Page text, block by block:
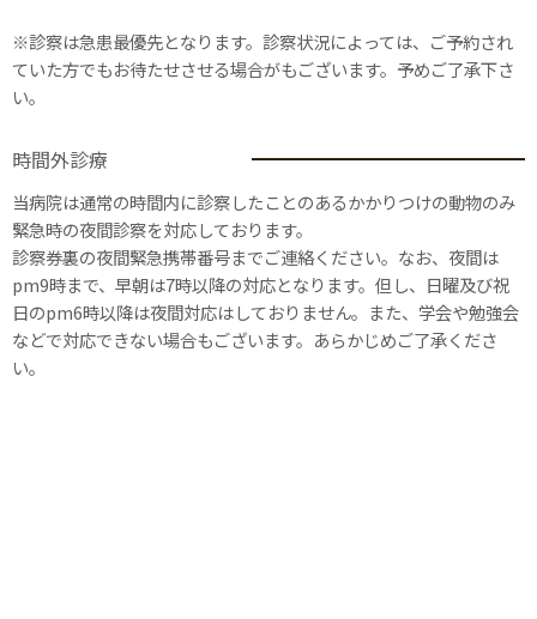
※診察は急患最優先となります。診察状況によっては、ご予約され
ていた方でもお待たせさせる場合がもございます。予めご了承下さ
い。
時間外診療
当病院は通常の時間内に診察したことのあるかかりつけの動物のみ
緊急時の夜間診察を対応しております。
診察券裏の夜間緊急携帯番号までご連絡ください。なお、夜間は
pm9時まで、早朝は7時以降の対応となります。但し、日曜及び祝
日のpm6時以降は夜間対応はしておりません。また、学会や勉強会
などで対応できない場合もございます。あらかじめご了承くださ
い。